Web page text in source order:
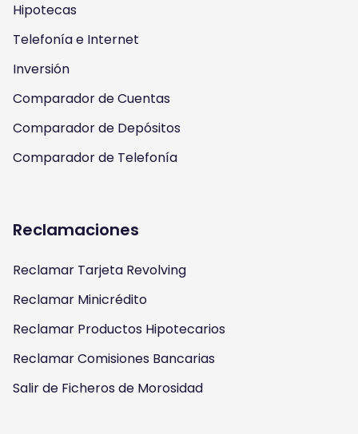
a
m
k
Hipotecas
Telefonía e Internet
Inversión
Comparador de Cuentas
Comparador de Depósitos
Comparador de Telefonía
Reclamaciones
Reclamar Tarjeta Revolving
Reclamar Minicrédito
Reclamar Productos Hipotecarios
Reclamar Comisiones Bancarias
Salir de Ficheros de Morosidad